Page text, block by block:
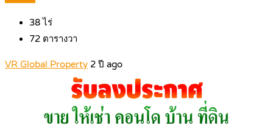
38 ไร่
72 ตารางวา
VR Global Property 2 ปี ago